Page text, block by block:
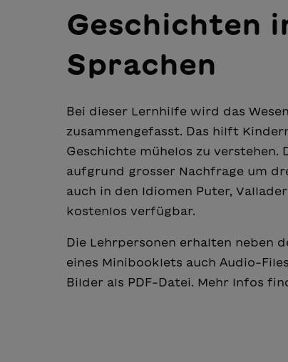
Geschichten
Sprachen
Bei dieser Lernhilfe wird das
zusammengefasst. Das hilft
Geschichte mühelos zu verstehen.
aufgrund grosser Nachfrage um
auch in den Idiomen Puter,
kostenlos verfügbar.
Die Lehrpersonen erhalten neben
eines Minibooklets auch Audio-
Bilder als PDF-Datei. Mehr Infos